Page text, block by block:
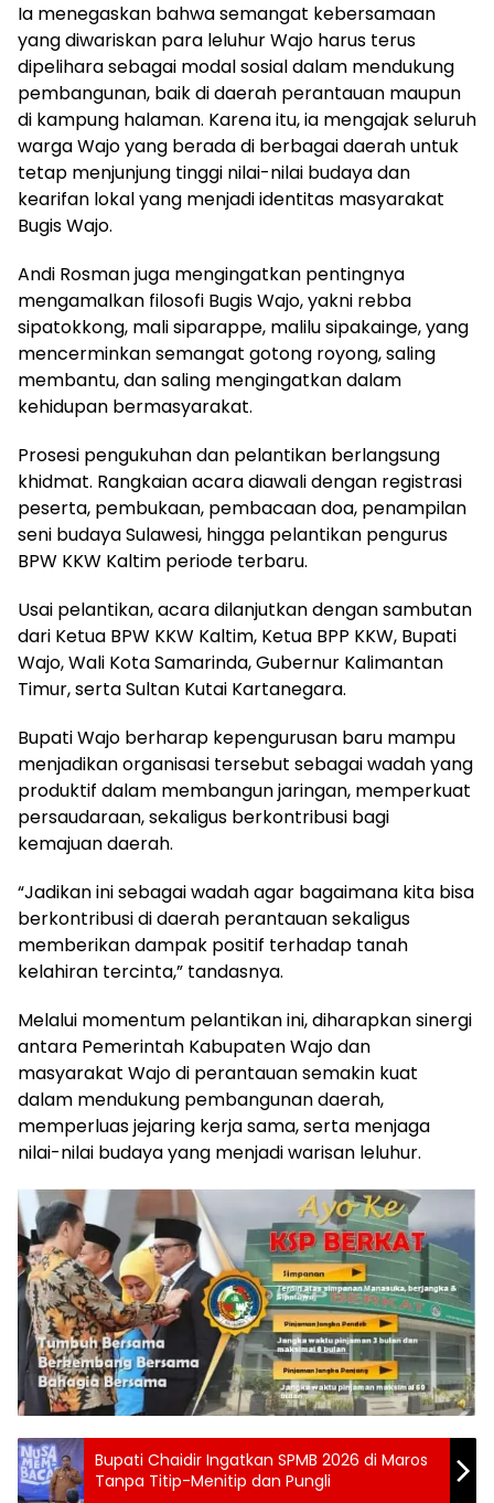
Ia menegaskan bahwa semangat kebersamaan
yang diwariskan para leluhur Wajo harus terus
dipelihara sebagai modal sosial dalam mendukung
pembangunan, baik di daerah perantauan maupun
di kampung halaman. Karena itu, ia mengajak seluruh
warga Wajo yang berada di berbagai daerah untuk
tetap menjunjung tinggi nilai-nilai budaya dan
kearifan lokal yang menjadi identitas masyarakat
Bugis Wajo.
Andi Rosman juga mengingatkan pentingnya
mengamalkan filosofi Bugis Wajo, yakni rebba
sipatokkong, mali siparappe, malilu sipakainge, yang
mencerminkan semangat gotong royong, saling
membantu, dan saling mengingatkan dalam
kehidupan bermasyarakat.
Prosesi pengukuhan dan pelantikan berlangsung
khidmat. Rangkaian acara diawali dengan registrasi
peserta, pembukaan, pembacaan doa, penampilan
seni budaya Sulawesi, hingga pelantikan pengurus
BPW KKW Kaltim periode terbaru.
Usai pelantikan, acara dilanjutkan dengan sambutan
dari Ketua BPW KKW Kaltim, Ketua BPP KKW, Bupati
Wajo, Wali Kota Samarinda, Gubernur Kalimantan
Timur, serta Sultan Kutai Kartanegara.
Bupati Wajo berharap kepengurusan baru mampu
menjadikan organisasi tersebut sebagai wadah yang
produktif dalam membangun jaringan, memperkuat
persaudaraan, sekaligus berkontribusi bagi
kemajuan daerah.
“Jadikan ini sebagai wadah agar bagaimana kita bisa
berkontribusi di daerah perantauan sekaligus
memberikan dampak positif terhadap tanah
kelahiran tercinta,” tandasnya.
Melalui momentum pelantikan ini, diharapkan sinergi
antara Pemerintah Kabupaten Wajo dan
masyarakat Wajo di perantauan semakin kuat
dalam mendukung pembangunan daerah,
memperluas jejaring kerja sama, serta menjaga
nilai-nilai budaya yang menjadi warisan leluhur.
Bupati Chaidir Ingatkan SPMB 2026 di Maros
Tanpa Titip-Menitip dan Pungli